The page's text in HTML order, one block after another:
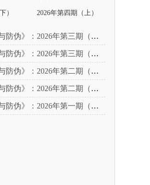
） 2026年第四期（上）
防伪》：2026年第三期（下）
防伪》：2026年第三期（上）
防伪》：2026年第二期（下）
防伪》：2026年第二期（上）
防伪》：2026年第一期（下）